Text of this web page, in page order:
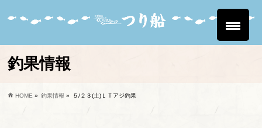
釣果情報
HOME » 釣果情報 » ５/２３(土)ＬＴアジ釣果